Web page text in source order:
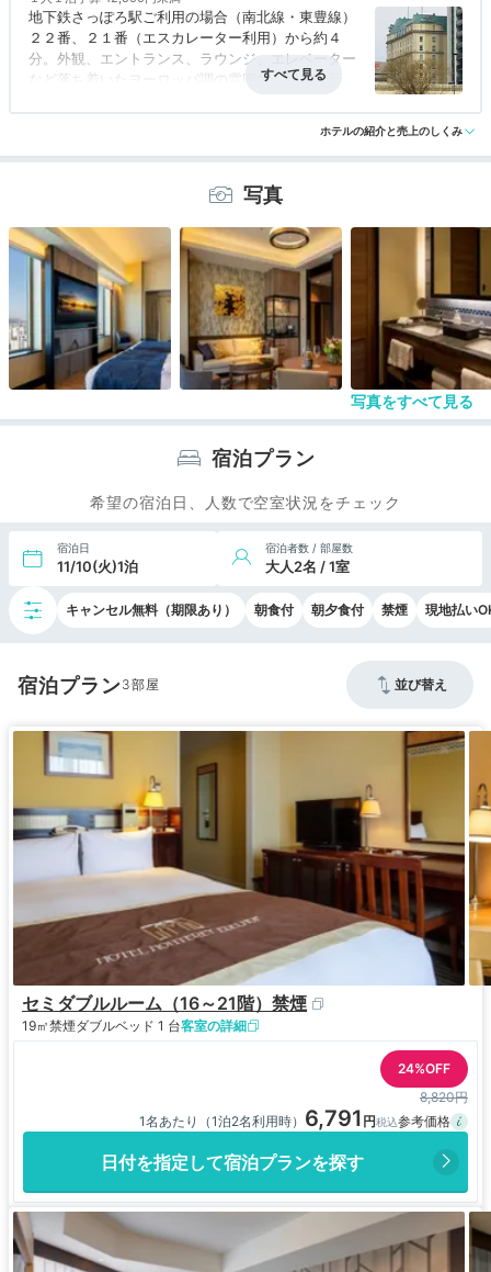
地下鉄さっぽろ駅ご利用の場合（南北線・東豊線）
２２番、２１番（エスカレーター利用）から約４
分。外観、エントランス、ラウンジ、エレベーター
など落ち着いたヨーロッパ調の雰囲気。部屋は新館
まで行かなくてはならなかったのが面倒だった。
アクセス 3.0 コスパ 3.0 客室 3.0 接客対応 3.0 風呂 3.0
ホテルの紹介と売上のしくみ
写真
写真をすべて見る
宿泊プラン
希望の宿泊日、人数で空室状況をチェック
宿泊日
11/10(火)1泊
宿泊者数 / 部屋数
大人2名 / 1室
キャンセル無料（期限あり） 朝食付 朝夕食付 禁煙 現地払い
宿泊プラン3 並び替え
セミダブルルーム（16～21階）禁煙
19㎡禁煙ダブルベッド 1 台客室の詳細
24%OFF
8,820円
1名あたり（1泊2名利用時） 6,791
日付を指定して宿泊プランを探す